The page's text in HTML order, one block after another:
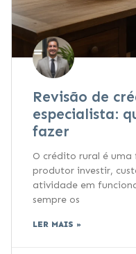
Revisão de
especialista:
fazer
O crédito rural é
produtor investir,
atividade em
sempre os
LER MAIS »